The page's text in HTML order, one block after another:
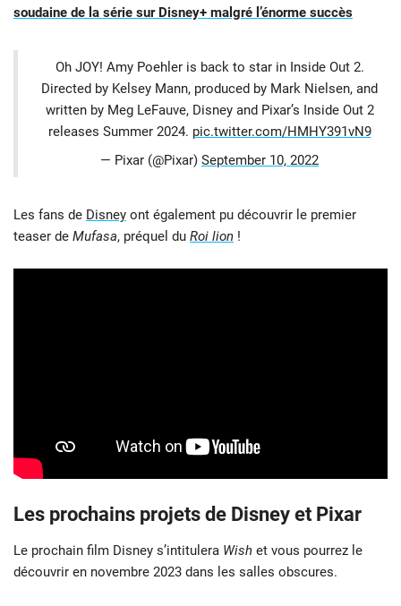
soudaine de la série sur Disney+ malgré l’énorme succès
Oh JOY! Amy Poehler is back to star in Inside Out 2.
Directed by Kelsey Mann, produced by Mark Nielsen, and
written by Meg LeFauve, Disney and Pixar’s Inside Out 2
releases Summer 2024. pic.twitter.com/HMHY391vN9
— Pixar (@Pixar) September 10, 2022
Les fans de Disney ont également pu découvrir le premier
teaser de Mufasa, préquel du Roi lion !
Les prochains projets de Disney et Pixar
Le prochain film Disney s’intitulera Wish et vous pourrez le
découvrir en novembre 2023 dans les salles obscures.